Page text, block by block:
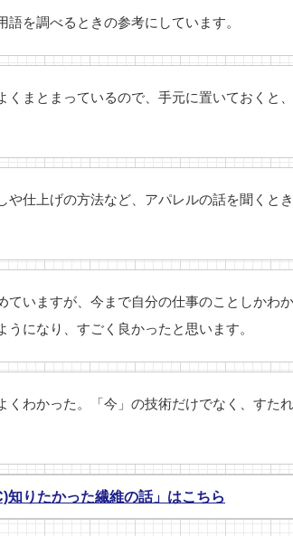
語を調べるときの参考にしています。
くまとまっているので、手元に置いておくと
や仕上げの方法など、アパレルの話を聞くと
ていますが、今まで自分の仕事のことしかわ
うになり、すごく良かったと思います。
くわかった。「今」の技術だけでなく、すた
知りたかった繊維の話」はこちら